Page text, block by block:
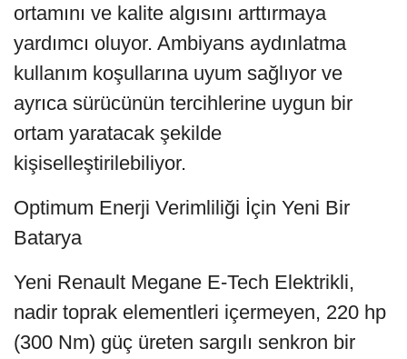
ortamını ve kalite algısını arttırmaya
yardımcı oluyor. Ambiyans aydınlatma
kullanım koşullarına uyum sağlıyor ve
ayrıca sürücünün tercihlerine uygun bir
ortam yaratacak şekilde
kişiselleştirilebiliyor.
Optimum Enerji Verimliliği İçin Yeni Bir
Batarya
Yeni Renault Megane E-Tech Elektrikli,
nadir toprak elementleri içermeyen, 220 hp
(300 Nm) güç üreten sargılı senkron bir